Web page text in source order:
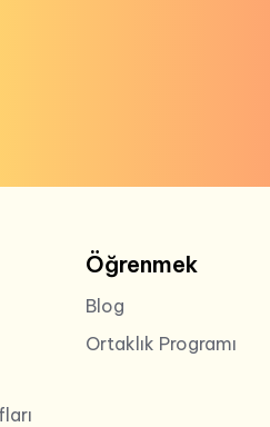
Öğrenmek
Blog
Ortaklık Programı